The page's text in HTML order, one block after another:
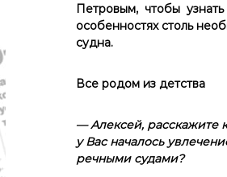
о
й
а
и
.
Н
Петровым, чтобы узнать
особенностях столь
судна.
Все родом из детства
—Алексей, расскажите
у Вас началось
речными судами?